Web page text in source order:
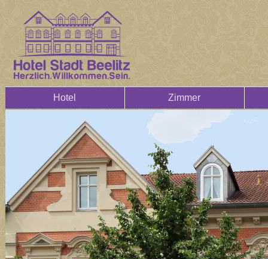
Hotel Zimmer